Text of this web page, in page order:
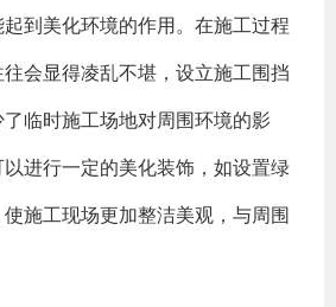
到美化环境的作用。在施工过程
会显得凌乱不堪，设立施工围挡
临时施工场地对周围环境的影
进行一定的美化装饰，如设置绿
施工现场更加整洁美观，与周围